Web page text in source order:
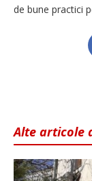
de bune practici
Alte articole